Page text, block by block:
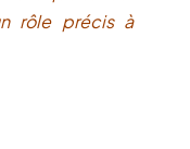
rôle précis à